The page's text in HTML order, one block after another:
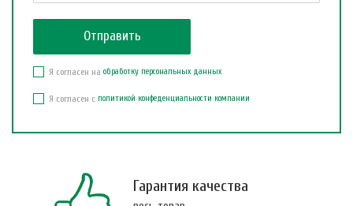
Я согласен на обработку персональных данных
Я согласен с политикой конфеденциальности компании
Гарантия качества